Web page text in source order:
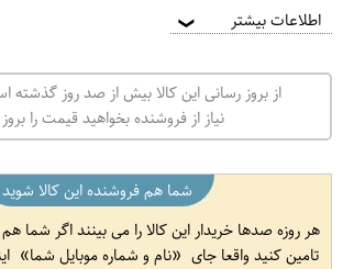
اطلاعات بیشتر ❯
از بروز رسانی این کالا بیش از صد روز
نیاز از فروشنده بخواهید قیمت را
شما هم فروشنده این کالا شوید
هر روزه صدها خریدار این کالا را می بینند اگر شما هم
تامین کنید واقعا جای
نام و شماره موبایل شما